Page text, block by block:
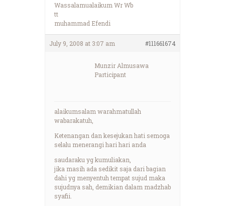
Wassalamualaikum Wr Wb
tt
muhammad Efendi
July 9, 2008 at 3:07 am #111661674
Munzir Almusawa
Participant
alaikumsalam warahmatullah
wabarakatuh,
Ketenangan dan kesejukan hati semoga
selalu menerangi hari hari anda
saudaraku yg kumuliakan,
jika masih ada sedikit saja dari bagian
dahi yg menyentuh tempat sujud maka
sujudnya sah, demikian dalam madzhab
syafii.